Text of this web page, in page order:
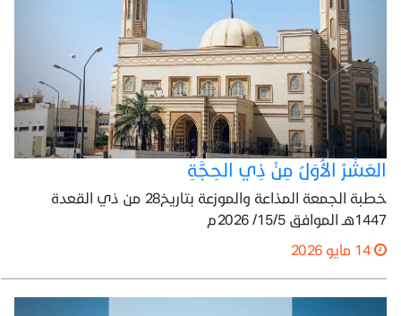
العَشْرُ الأُوَلُ مِنْ ذِي الحِجَّةِ
خطبة الجمعة المذاعة والموزعة بتاريخ28 من ذي القعدة
1447هـ الموافق 15/5/ 2026م